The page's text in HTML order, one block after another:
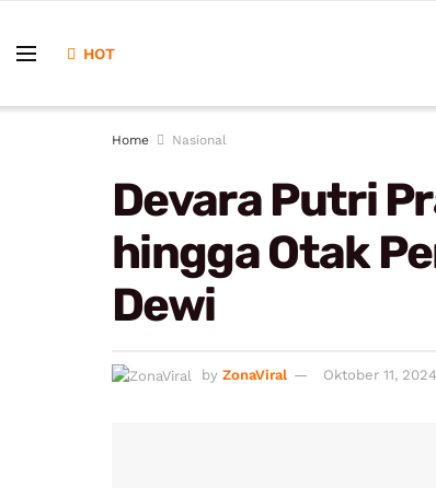
HOT
Home Nasional
Devara Putri
hingga Otak
Dewi
by ZonaViral Oktober 11, 2024